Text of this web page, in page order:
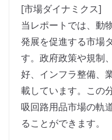
[市場ダイナミクス]
当レポートでは、動
発展を促進する市場
す。政府政策や規制
好、インフラ整備、
載しています。この
吸回路用品市場の軌
ることができます。